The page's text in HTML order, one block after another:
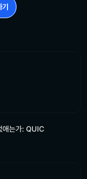
애는가: QUIC